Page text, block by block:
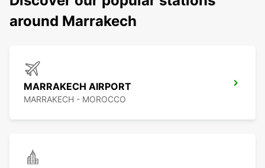
around Marrakech
MARRAKECH AIRPORT
MARRAKECH - MOROCCO